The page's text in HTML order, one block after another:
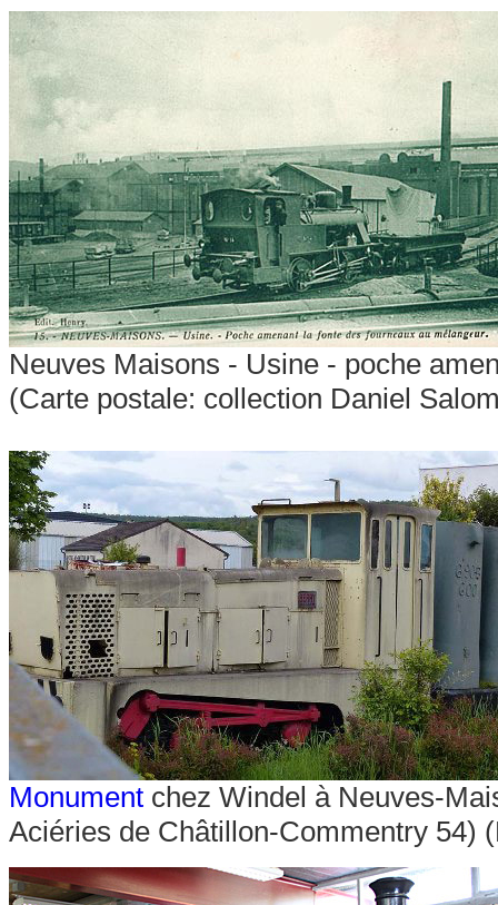
Neuves Maisons - Usine - poche
(Carte postale: collection Daniel
Monument chez Windel à Neuves-
Aciéries de Châtillon-Commentry 54)